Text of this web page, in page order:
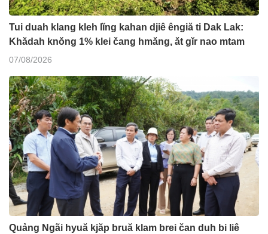
Tui duah klang kleh lĭng kahan djiê êngiă ti Dak Lak:
Khădah knŏng 1% klei čang hmăng, ăt gĭr nao mtam
07/08/2026
Quảng Ngãi hyuă kjăp bruă klam brei čan duh bi liê